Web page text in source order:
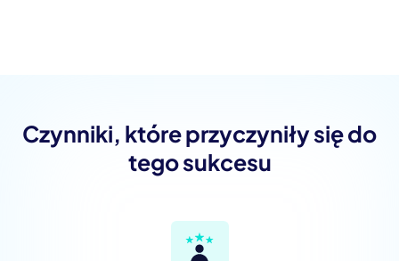
Czynniki, które przyczyniły się do
tego sukcesu